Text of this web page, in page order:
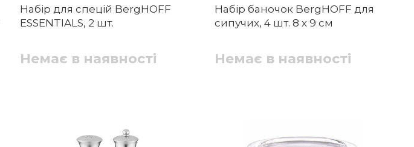
Набір для спецій BergHOFF
ESSENTIALS, 2 шт.
Немає в наявності
Набір баночок BergHOFF для
сипучих, 4 шт. 8 х 9 см
Немає в наявності